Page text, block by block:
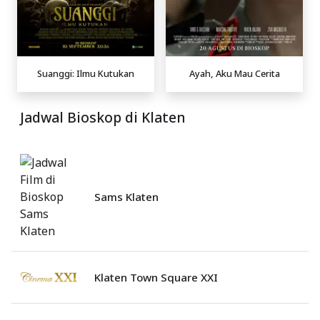
Suanggi: Ilmu Kutukan Ayah, Aku Mau Cerita
Jadwal Bioskop di Klaten
Sams Klaten
Klaten Town Square XXI